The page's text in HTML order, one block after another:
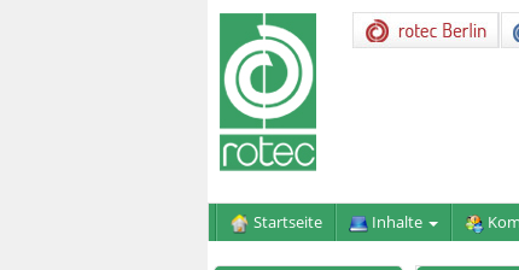
Startseite Inhalte